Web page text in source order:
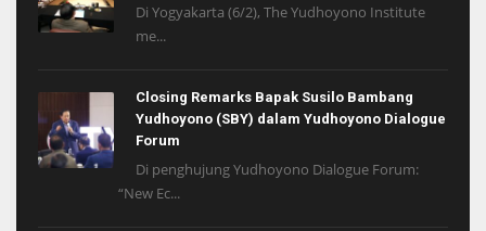
Di Yogyakarta (6/2), The Yudhoyono Institute
me...
Closing Remarks Bapak Susilo Bambang
Yudhoyono (SBY) dalam Yudhoyono Dialogue
Forum
Di penghujung Yudhoyono Dialogue Forum:
“New Ec...